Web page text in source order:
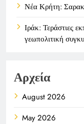
Νέα Κρήτη:
Ιράκ: Τεράστιες
γεωπολιτική
Αρχεία
August 2026
May 2026